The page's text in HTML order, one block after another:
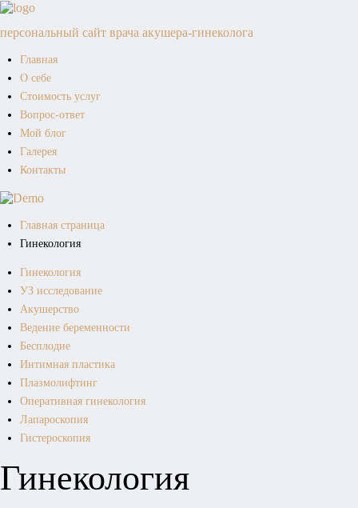
персональный сайт врача акушера-гинеколога
Главная
О себе
Стоимость услуг
Вопрос-ответ
Мой блог
Галерея
Контакты
Главная страница
Гинекология
Гинекология
УЗ исследование
Акушерство
Ведение беременности
Бесплодие
Интимная пластика
Плазмолифтинг
Оперативная гинекология
Лапароскопия
Гистероскопия
Гинекология